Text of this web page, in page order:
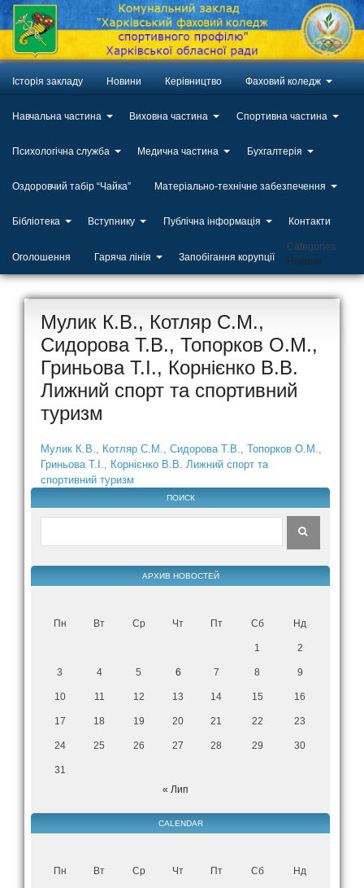
Історія закладу Новини Керівництво Фаховий коледж
Навчальна частина Виховна частина Спортивна частина
Психологічна служба Медична частина Бухгалтерія
Оздоровчий табір “Чайка” Матеріально-технічне забезпечення
Бібліотека Вступнику Публічна інформація Контакти
Оголошення Гаряча лінія Запобігання корупції
Categories
Новини
Мулик К.В., Котляр С.М.,
Сидорова Т.В., Топорков О.М.,
Гриньова Т.І., Корнієнко В.В.
Лижний спорт та спортивний
туризм
Мулик К.В., Котляр С.М., Сидорова Т.В., Топорков О.М.,
Гриньова Т.І., Корнієнко В.В. Лижний спорт та
спортивний туризм
ПОИСК
АРХИВ НОВОСТЕЙ
Пн Вт Ср Чт Пт Сб Нд
1 2
3 4 5 6 7 8 9
10 11 12 13 14 15 16
17 18 19 20 21 22 23
24 25 26 27 28 29 30
31
« Лип
CALENDAR
Пн Вт Ср Чт Пт Сб Нд